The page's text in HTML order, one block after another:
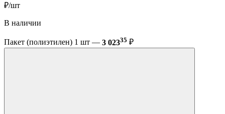
₽/шт
В наличии
Пакет (полиэтилен) 1 шт — 3 02335 ₽